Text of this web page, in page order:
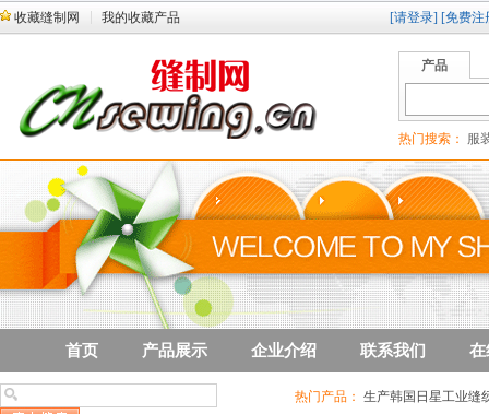
收藏缝制网 我的收藏产品 [请登录] [免费注
产品
热门搜索： 服
首页 产品展示 企业介绍 联系我们 在
热门产品： 生产韩国日星工业缝